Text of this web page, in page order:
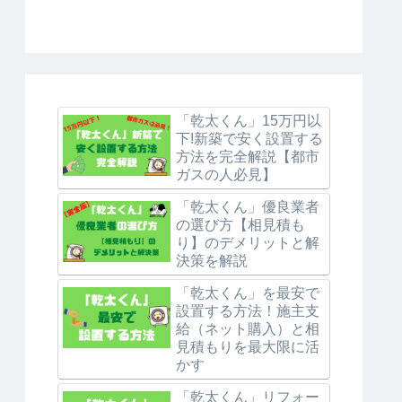
「乾太くん」15万円以
下!新築で安く設置する
方法を完全解説【都市
ガスの人必見】
「乾太くん」優良業者
の選び方【相見積も
り】のデメリットと解
決策を解説
「乾太くん」を最安で
設置する方法！施主支
給（ネット購入）と相
見積もりを最大限に活
かす
「乾太くん」リフォー